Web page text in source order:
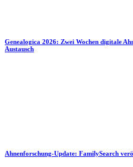
Genealogica 2026: Zwei Wochen digitale
Austausch
Ahnenforschung-Update: FamilySearch